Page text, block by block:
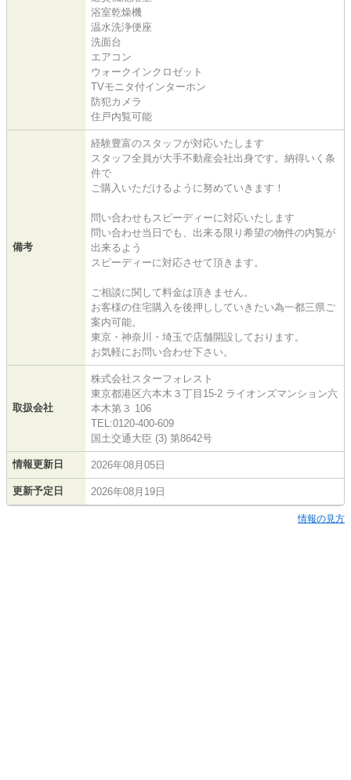
浴室乾燥機
温水洗浄便座
洗面台
エアコン
ウォークインクロゼット
TVモニタ付インターホン
防犯カメラ
住戸内覧可能
備考
経験豊富のスタッフが対応いたします
スタッフ全員が大手不動産会社出身です。納得いく条
件で
ご購入いただけるように努めていきます！
問い合わせもスピーディーに対応いたします
問い合わせ当日でも、出来る限り希望の物件の内覧が
出来るよう
スピーディーに対応させて頂きます。
ご相談に関して料金は頂きません。
お客様の住宅購入を後押ししていきたい為一都三県ご
案内可能。
東京・神奈川・埼玉で店舗開設しております。
お気軽にお問い合わせ下さい。
取扱会社
株式会社スターフォレスト
東京都港区六本木３丁目15-2 ライオンズマンション六
本木第３ 106
TEL:0120-400-609
国土交通大臣 (3) 第8642号
情報更新日 2026年08月05日
更新予定日 2026年08月19日
情報の見方